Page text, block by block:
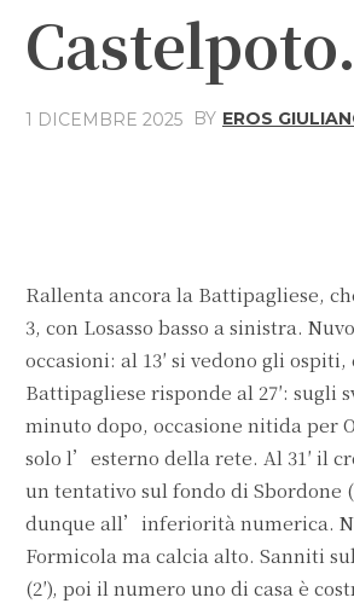
1 DICEMBRE 2025 BY EROS
Rallenta ancora la Battipagliese,
3, con Losasso basso a sinistra.
occasioni: al 13′ si vedono gli
Battipagliese risponde al 27′:
minuto dopo, occasione nitida per
solo l’esterno della rete. Al 31′ il
un tentativo sul fondo di Sbordone
dunque all’inferiorità numerica.
Formicola ma calcia alto. Sanniti
(2′), poi il numero uno di casa è